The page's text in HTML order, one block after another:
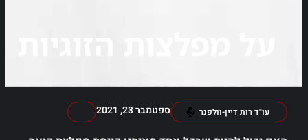
עו"ד רות דיין-וולפנר ספטמבר 23, 2021